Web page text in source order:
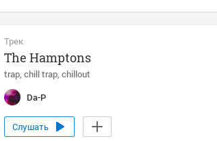
Трек
The Hamptons
trap chill trap chillout
Da-P
Слушать